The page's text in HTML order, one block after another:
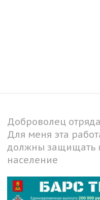
Доброволец
Для меня эта
должны защищать
население